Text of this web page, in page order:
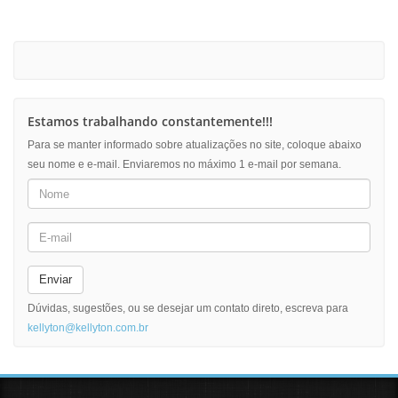
Estamos trabalhando constantemente!!!
Para se manter informado sobre atualizações no site, coloque abaixo
seu nome e e-mail. Enviaremos no máximo 1 e-mail por semana.
Enviar
Dúvidas, sugestões, ou se desejar um contato direto, escreva para
kellyton@kellyton.com.br